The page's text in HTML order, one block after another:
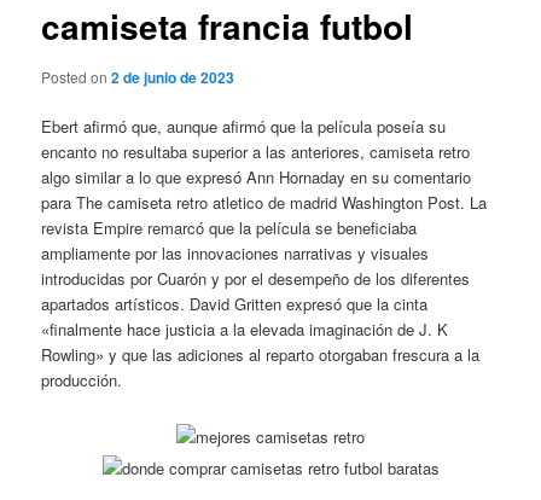
camiseta francia futbol
Posted on2 de junio de 2023
Ebert afirmó que, aunque afirmó que la película poseía su
encanto no resultaba superior a las anteriores, camiseta retro
algo similar a lo que expresó Ann Hornaday en su comentario
para The camiseta retro atletico de madrid Washington Post. La
revista Empire remarcó que la película se beneficiaba
ampliamente por las innovaciones narrativas y visuales
introducidas por Cuarón y por el desempeño de los diferentes
apartados artísticos. David Gritten expresó que la cinta
«finalmente hace justicia a la elevada imaginación de J. K
Rowling» y que las adiciones al reparto otorgaban frescura a la
producción.